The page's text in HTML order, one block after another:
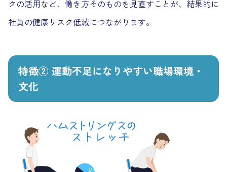
クの活用など、働き方そのものを見直すことが、結果的に
社員の健康リスク低減につながります。
特徴② 運動不足になりやすい職場環境・
文化